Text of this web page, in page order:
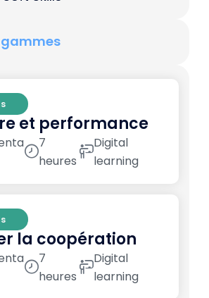
et performance
7
heures
Digital
learning
la coopération
7
heures
Digital
learning